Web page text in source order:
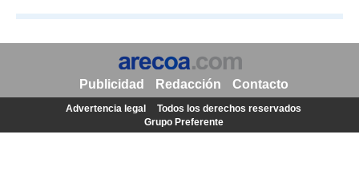
Publicidad Redacción Contacto
Advertencia legal
Todos los derechos reservados
Grupo Preferente